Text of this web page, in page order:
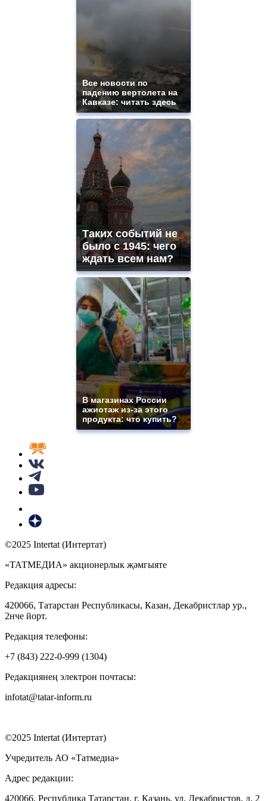
Все новости по
падению вертолета на
Кавказе: читать здесь
Таких событий не
было с 1945: чего
ждать всем нам?
В магазинах России
ажиотаж из-за этого
продукта: что купить?
©2025 Intertat (Интертат)
«ТАТМЕДИА» акционерлык җәмгыяте
Редакция адресы:
420066, Татарстан Республикасы, Казан, Декабристлар ур.,
2нче йорт.
Редакция телефоны:
+7 (843) 222-0-999 (1304)
Редакциянең электрон почтасы:
infotat@tatar-inform.ru
©2025 Intertat (Интертат)
Учредитель АО «Татмедиа»
Адрес редакции:
420066, Республика Татарстан, г. Казань, ул. Декабристов, д. 2